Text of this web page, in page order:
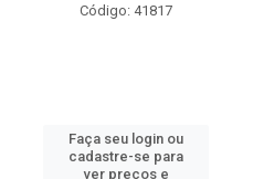
Código: 41817
Faça seu login ou
cadastre-se para
ver preços e